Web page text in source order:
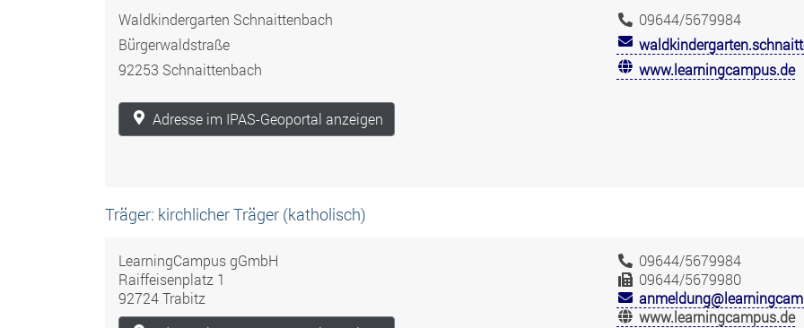
Waldkindergarten Schnaittenbach
Bürgerwaldstraße
92253 Schnaittenbach
Adresse im IPAS-Geoportal anzeigen
09644/5679984
www.learningcampus.de
Träger: kirchlicher Träger (katholisch)
LearningCampus gGmbH
Raiffeisenplatz 1
92724 Trabitz
09644/5679984
09644/5679980
www.learningcampus.de